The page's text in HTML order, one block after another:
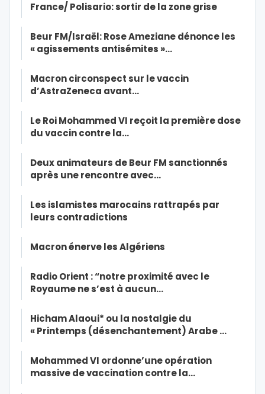
France/ Polisario: sortir de la zone grise
Beur FM/Israël: Rose Ameziane dénonce les
« agissements antisémites »…
Macron circonspect sur le vaccin
d’AstraZeneca avant…
Le Roi Mohammed VI reçoit la première dose
du vaccin contre la…
Deux animateurs de Beur FM sanctionnés
après une rencontre avec…
Les islamistes marocains rattrapés par
leurs contradictions
Macron énerve les Algériens
Radio Orient : “notre proximité avec le
Royaume ne s’est à aucun…
Hicham Alaoui* ou la nostalgie du
« Printemps (désenchantement) Arabe …
Mohammed VI ordonne’une opération
massive de vaccination contre la…